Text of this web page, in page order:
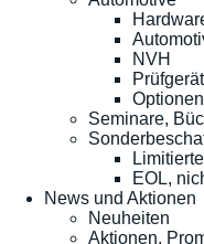
NVH
Seminare,
EOL,
News und Aktionen
Neuheiten
Aktionen,